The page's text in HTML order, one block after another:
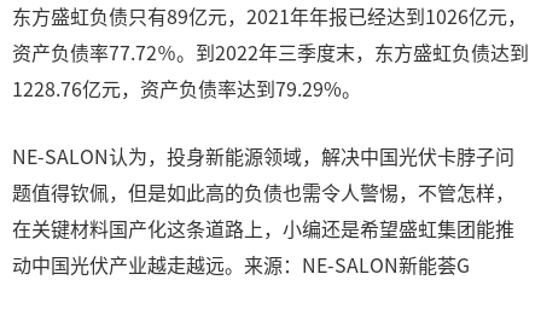
东方盛虹负债只有89亿元，2021年年报已经达到1026亿元，
资产负债率77.72％。到2022年三季度末，东方盛虹负债达到
1228.76亿元，资产负债率达到79.29%。
NE-SALON认为，投身新能源领域，解决中国光伏卡脖子问
题值得钦佩，但是如此高的负债也需令人警惕，不管怎样，
在关键材料国产化这条道路上，小编还是希望盛虹集团能推
动中国光伏产业越走越远。来源：NE-SALON新能荟G